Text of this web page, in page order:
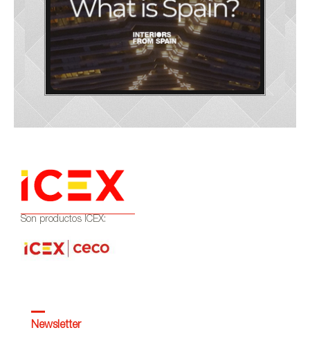
Son productos ICEX:
Newsletter